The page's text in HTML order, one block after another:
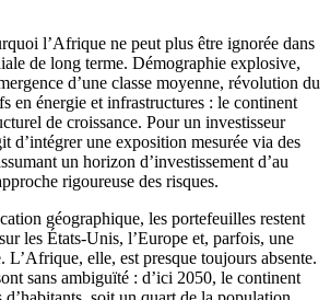
l’Afrique ne peut plus être ignorée dans
de long terme. Démographie explosive,
d’une classe moyenne, révolution du
en énergie et infrastructures : le continent
de croissance. Pour un investisseur
d’intégrer une exposition mesurée via des
un horizon d’investissement d’au
rigoureuse des risques.
géographique, les portefeuilles restent
les États-Unis, l’Europe et, parfois, une
L’Afrique, elle, est presque toujours absente.
sans ambiguïté : d’ici 2050, le continent